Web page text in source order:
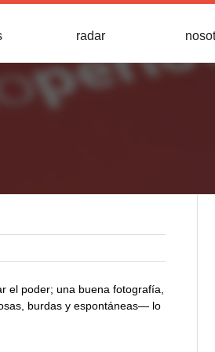
radar
el poder; una buena fotografía,
burdas y espontáneas— lo